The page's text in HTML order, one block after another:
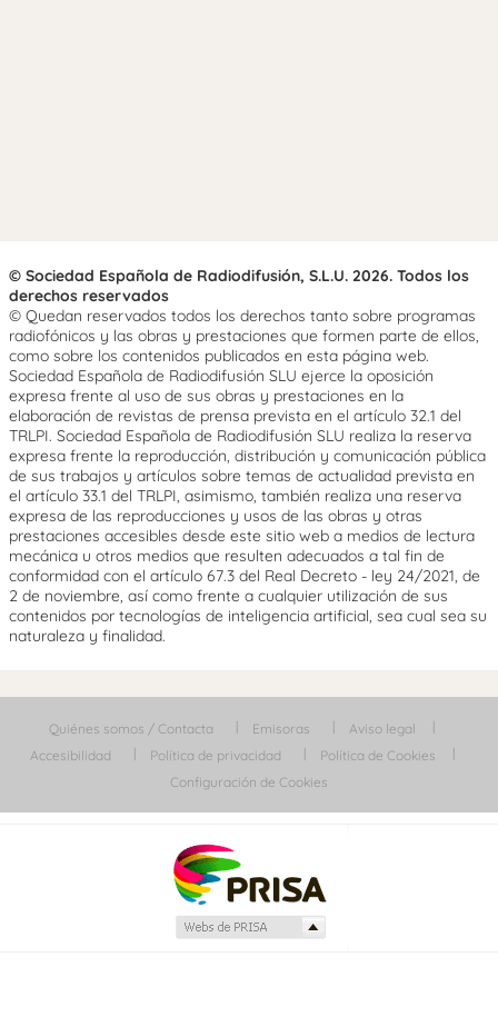
© Sociedad Española de Radiodifusión, S.L.U. 2026. Todos los
derechos reservados
© Quedan reservados todos los derechos tanto sobre programas
radiofónicos y las obras y prestaciones que formen parte de ellos,
como sobre los contenidos publicados en esta página web.
Sociedad Española de Radiodifusión SLU ejerce la oposición
expresa frente al uso de sus obras y prestaciones en la
elaboración de revistas de prensa prevista en el artículo 32.1 del
TRLPI. Sociedad Española de Radiodifusión SLU realiza la reserva
expresa frente la reproducción, distribución y comunicación pública
de sus trabajos y artículos sobre temas de actualidad prevista en
el artículo 33.1 del TRLPI, asimismo, también realiza una reserva
expresa de las reproducciones y usos de las obras y otras
prestaciones accesibles desde este sitio web a medios de lectura
mecánica u otros medios que resulten adecuados a tal fin de
conformidad con el artículo 67.3 del Real Decreto - ley 24/2021, de
2 de noviembre, así como frente a cualquier utilización de sus
contenidos por tecnologías de inteligencia artificial, sea cual sea su
naturaleza y finalidad.
Quiénes somos / Contacta Emisoras
Aviso legal
Accesibilidad
Política de privacidad
Política de Cookies
Configuración de Cookies